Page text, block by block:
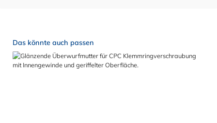
Produktgalerie überspringen
Das könnte auch passen